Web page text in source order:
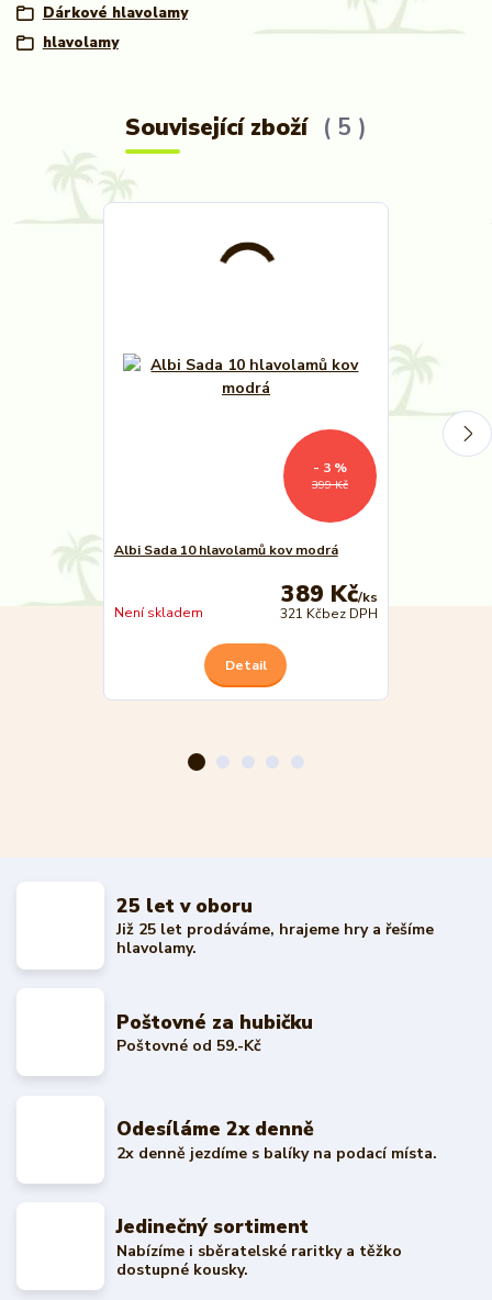
Dárkové hlavolamy
hlavolamy
Související zboží 5
399 Kč
- 3 %
Albi Sada 10 hlavolamů kov modrá
389 Kč/ks
321 Kčbez DPH
Není skladem
Detail
25 let v oboru
Již 25 let prodáváme, hrajeme hry a řešíme
hlavolamy.
Poštovné za hubičku
Poštovné od 59.-Kč
Odesíláme 2x denně
2x denně jezdíme s balíky na podací místa.
Jedinečný sortiment
Nabízíme i sběratelské raritky a těžko
dostupné kousky.